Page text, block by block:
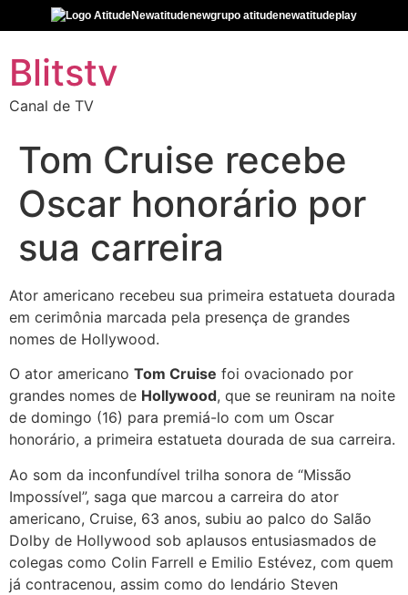
Blitstv
Canal de TV
Tom Cruise recebe
Oscar honorário por
sua carreira
Ator americano recebeu sua primeira estatueta dourada
em cerimônia marcada pela presença de grandes
nomes de Hollywood.
O ator americano Tom Cruise foi ovacionado por
grandes nomes de Hollywood, que se reuniram na noite
de domingo (16) para premiá-lo com um Oscar
honorário, a primeira estatueta dourada de sua carreira.
Ao som da inconfundível trilha sonora de “Missão
Impossível”, saga que marcou a carreira do ator
americano, Cruise, 63 anos, subiu ao palco do Salão
Dolby de Hollywood sob aplausos entusiasmados de
colegas como Colin Farrell e Emilio Estévez, com quem
já contracenou, assim como do lendário Steven
atitudenewgrupo atitudenewatitudeplay